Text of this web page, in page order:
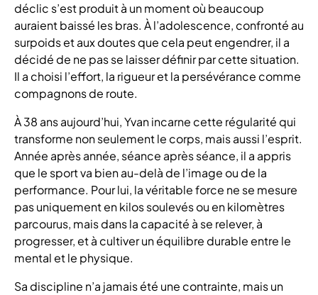
déclic s’est produit à un moment où beaucoup
auraient baissé les bras. À l’adolescence, confronté au
surpoids et aux doutes que cela peut engendrer, il a
décidé de ne pas se laisser définir par cette situation.
Il a choisi l’effort, la rigueur et la persévérance comme
compagnons de route.
À 38 ans aujourd’hui, Yvan incarne cette régularité qui
transforme non seulement le corps, mais aussi l’esprit.
Année après année, séance après séance, il a appris
que le sport va bien au-delà de l’image ou de la
performance. Pour lui, la véritable force ne se mesure
pas uniquement en kilos soulevés ou en kilomètres
parcourus, mais dans la capacité à se relever, à
progresser, et à cultiver un équilibre durable entre le
mental et le physique.
Sa discipline n’a jamais été une contrainte, mais un